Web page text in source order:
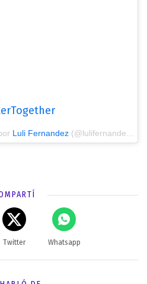
Luli Fernandez (@lulifernandezok) el
Twitter Whatsapp